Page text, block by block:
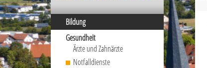
Bildung
Gesundheit
Ärzte und Zahnärzte
Notfalldienste